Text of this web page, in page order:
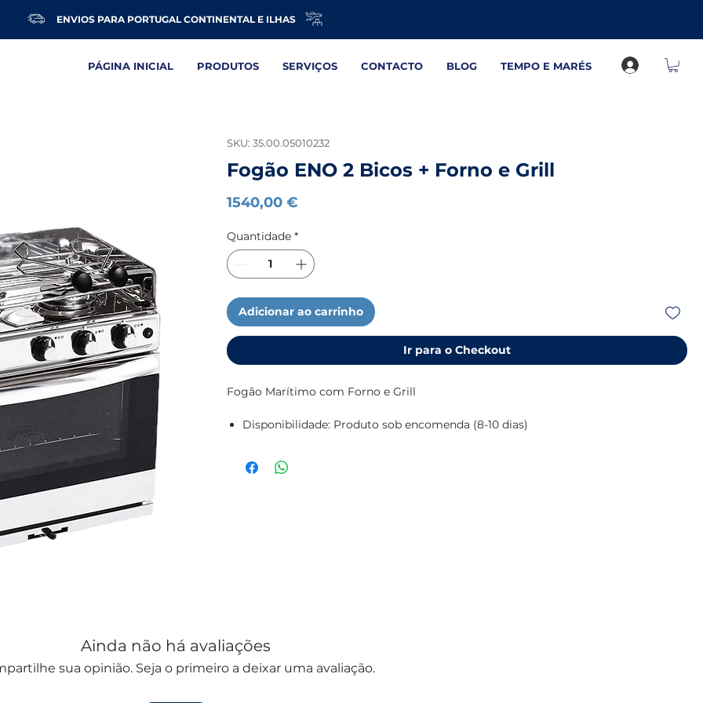
ENVIOS PARA PORTUGAL CONTINENTAL E ILHAS
PÁGINA INICIAL PRODUTOS SERVIÇOS CONTACTO BLOG TEMPO E MARÉS
SKU: 35.00.05010232
Fogão ENO 2 Bicos + Forno e Grill
1540,00 €
Quantidade *
Adicionar ao carrinho
Ir para o Checkout
Fogão Marítimo com Forno e Grill
Disponibilidade: Produto sob encomenda (8-10 dias)
Alimentação: Gás (certificação CE)
Inclui: Sistema de cardan
Ainda não há avaliações
sua opinião. Seja o primeiro a deixar uma avaliação.